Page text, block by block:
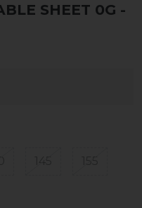
SHEET 0G -